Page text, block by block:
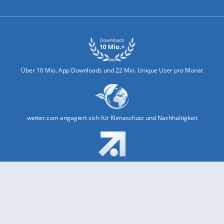
Über 10 Mio. App Downloads und 22 Mio. Unique User pro Monat
wetter.com engagiert sich für Klimaschutz und Nachhaltigkeit